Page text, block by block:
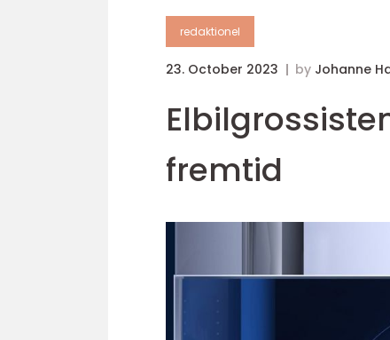
redaktionel
23. October 2023 by Johanne
fremtid